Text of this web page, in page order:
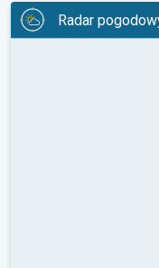
Radar